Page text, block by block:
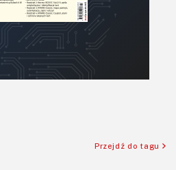
Przejdź do tagu